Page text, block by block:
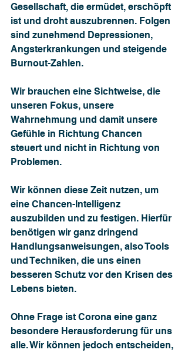
Gesellschaft, die ermüdet, erschöpft
ist und droht auszubrennen. Folgen
sind zunehmend Depressionen,
Angsterkrankungen und steigende
Burnout-Zahlen.
Wir brauchen eine Sichtweise, die
unseren Fokus, unsere
Wahrnehmung und damit unsere
Gefühle in Richtung Chancen
steuert und nicht in Richtung von
Problemen.
Wir können diese Zeit nutzen, um
eine Chancen-Intelligenz
auszubilden und zu festigen. Hierfür
benötigen wir ganz dringend
Handlungsanweisungen, also Tools
und Techniken, die uns einen
besseren Schutz vor den Krisen des
Lebens bieten.
Ohne Frage ist Corona eine ganz
besondere Herausforderung für uns
alle. Wir können jedoch entscheiden,